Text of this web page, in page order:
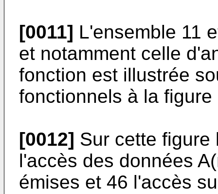
[0011] L'ensemble 11
et notamment celle
fonction est illustrée
fonctionnels à la figure
[0012] Sur cette figure
l'accès des données
émises et 46 l'accès